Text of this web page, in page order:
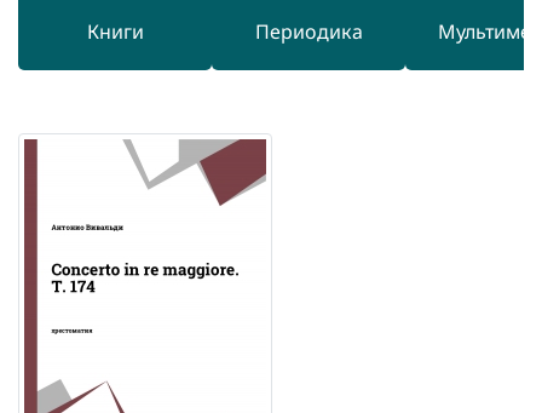
Книги Периодика